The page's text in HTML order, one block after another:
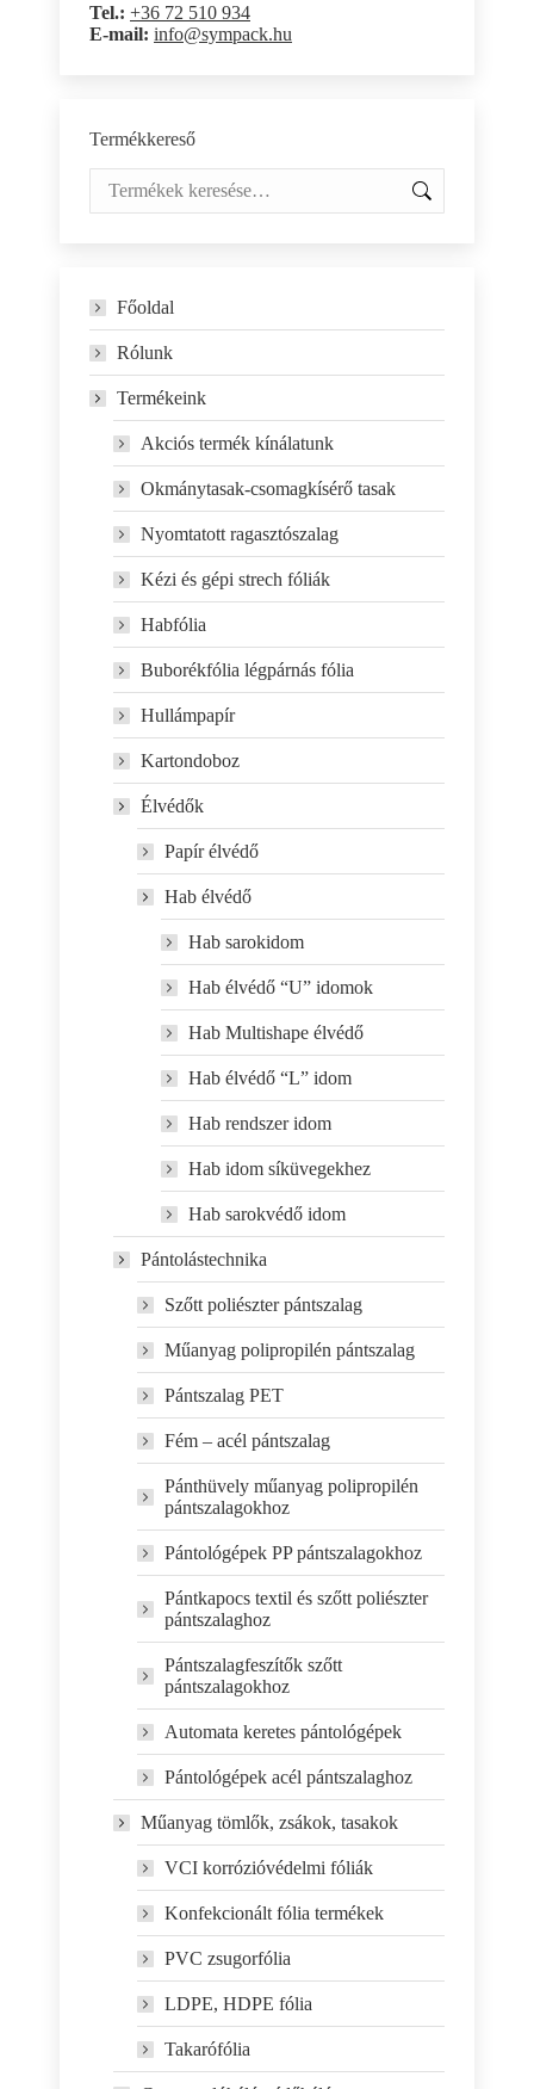
Tel.: +36 72 510 934
E-mail: info@sympack.hu
Termékkereső
Főoldal
Rólunk
Termékeink
Akciós termék kínálatunk
Okmánytasak-csomagkísérő tasak
Nyomtatott ragasztószalag
Kézi és gépi strech fóliák
Habfólia
Buborékfólia légpárnás fólia
Hullámpapír
Kartondoboz
Élvédők
Papír élvédő
Hab élvédő
Hab sarokidom
Hab élvédő “U” idomok
Hab Multishape élvédő
Hab élvédő “L” idom
Hab rendszer idom
Hab idom síküvegekhez
Hab sarokvédő idom
Pántolástechnika
Szőtt poliészter pántszalag
Műanyag polipropilén pántszalag
Pántszalag PET
Fém – acél pántszalag
Pánthüvely műanyag polipropilén
pántszalagokhoz
Pántológépek PP pántszalagokhoz
Pántkapocs textil és szőtt poliészter
pántszalaghoz
Pántszalagfeszítők szőtt
pántszalagokhoz
Automata keretes pántológépek
Pántológépek acél pántszalaghoz
Műanyag tömlők, zsákok, tasakok
VCI korrózióvédelmi fóliák
Konfekcionált fólia termékek
PVC zsugorfólia
LDPE, HDPE fólia
Takarófólia